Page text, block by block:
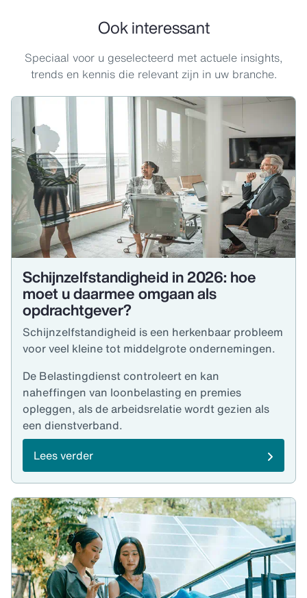
Ook interessant
Speciaal voor u geselecteerd met actuele insights,
trends en kennis die relevant zijn in uw branche.
Schijnzelfstandigheid in 2026: hoe
moet u daarmee omgaan als
opdrachtgever?
Schijnzelfstandigheid is een herkenbaar probleem
voor veel kleine tot middelgrote ondernemingen.
De Belastingdienst controleert en kan
naheffingen van loonbelasting en premies
opleggen, als de arbeidsrelatie wordt gezien als
een dienstverband.
Lees verder